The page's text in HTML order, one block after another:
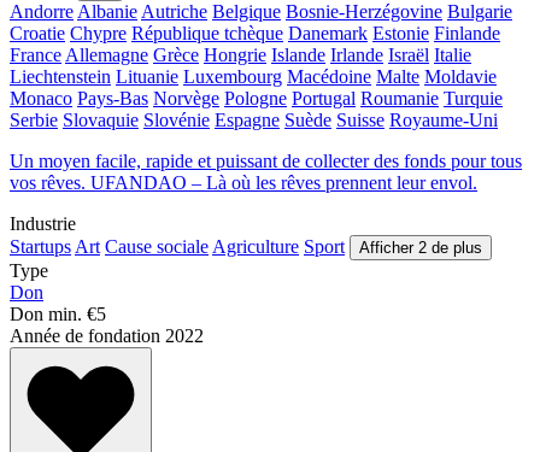
Andorre Albanie Autriche Belgique Bosnie-Herzégovine Bulgarie
Croatie Chypre République tchèque Danemark Estonie Finlande
France Allemagne Grèce Hongrie Islande Irlande Israël Italie
Liechtenstein Lituanie Luxembourg Macédoine Malte Moldavie
Monaco Pays-Bas Norvège Pologne Portugal Roumanie Turquie
Serbie Slovaquie Slovénie Espagne Suède Suisse Royaume-Uni
Un moyen facile, rapide et puissant de collecter des fonds pour tous
vos rêves. UFANDAO – Là où les rêves prennent leur envol.
Industrie
Startups Art Cause sociale Agriculture Sport Afficher 2 de plus
Type
Don
Don min. €5
Année de fondation 2022